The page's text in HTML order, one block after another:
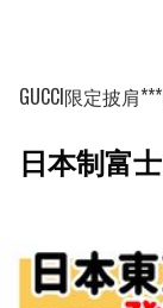
GUCCI限定披肩
日本制富